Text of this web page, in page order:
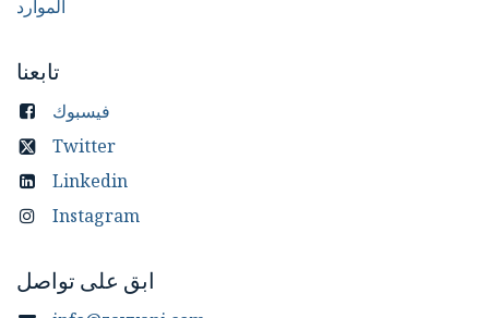
الموارد
تابعنا
فيسبوك
Twitter
Linkedin
Instagram
ابق على تواصل